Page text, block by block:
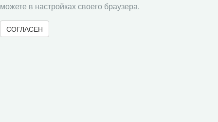
Авторские права
Приватность
можете в настройках своего браузера.
СОГЛАСЕН